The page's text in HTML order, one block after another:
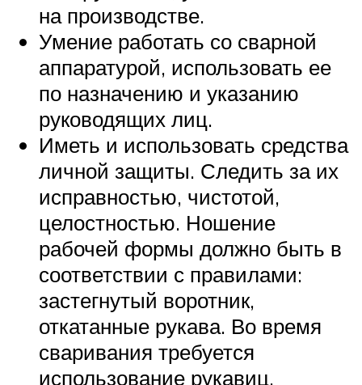
на производстве.
Умение работать со сварной
аппаратурой, использовать ее
по назначению и указанию
руководящих лиц.
Иметь и использовать средства
личной защиты. Следить за их
исправностью, чистотой,
целостностью. Ношение
рабочей формы должно быть в
соответствии с правилами:
застегнутый воротник,
откатанные рукава. Во время
сваривания требуется
использование рукавиц,